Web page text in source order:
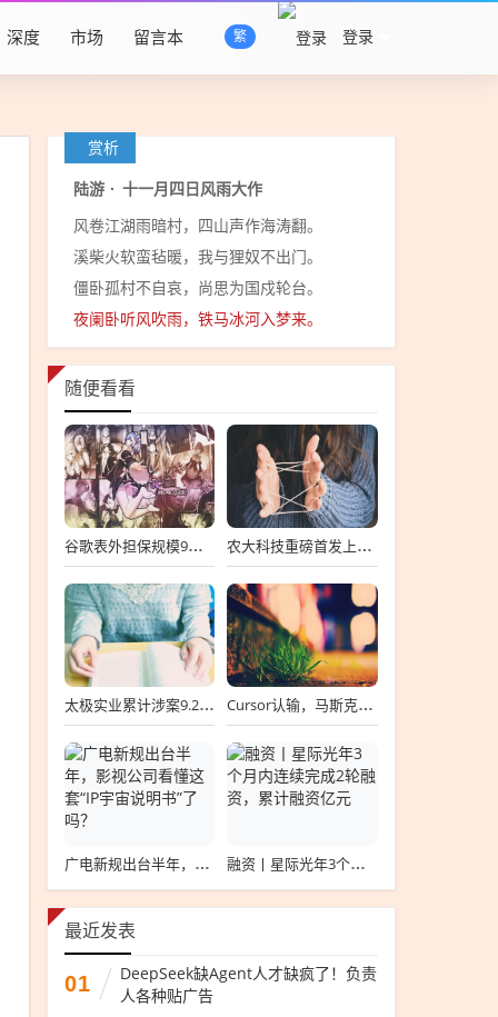
登录
繁
深度 市场 留言本
赏析
陆游 · 十一月四日风雨大作
风卷江湖雨暗村，四山声作海涛翻。
溪柴火软蛮毡暖，我与狸奴不出门。
僵卧孤村不自哀，尚思为国戍轮台。
夜阑卧听风吹雨，铁马冰河入梦来。
随便看看
谷歌表外担保规模9个月涨6倍至438亿美元，用“财务兜底”换TPU芯片订单 农大科技重磅首发上会，北交所募资达4.13亿元，科技创新引领未来发展！
太极实业累计涉案9.2亿元，股价一周跌超30%，子公司起诉讨要6396万工程款 Cursor认输，马斯克没赢
广电新规出台半年，影视公司看懂这套“IP宇宙说明书”了吗？ 融资丨星际光年3个月内连续完成2轮融资，累计融资亿元
最近发表
01
DeepSeek缺Agent人才缺疯了！负责
人各种贴广告